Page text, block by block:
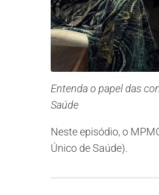
Entenda o papel das
Saúde
Neste episódio, o
Único de Saúde).